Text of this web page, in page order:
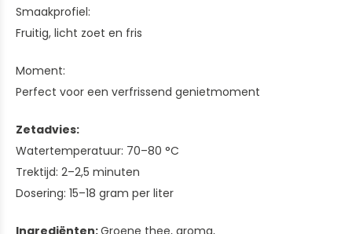
Smaakprofiel:
Fruitig, licht zoet en fris
Moment:
Perfect voor een verfrissend genietmoment
Zetadvies:
Watertemperatuur: 70–80 °C
Trektijd: 2–2,5 minuten
Dosering: 15–18 gram per liter
Ingrediënten:Groene thee, aroma,